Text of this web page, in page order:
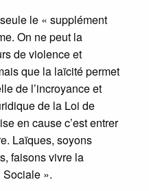
le « supplément
On ne peut la
de violence et
que la laïcité permet
de l’incroyance et
de la Loi de
en cause c’est entrer
Laïques, soyons
faisons vivre la
Sociale ».